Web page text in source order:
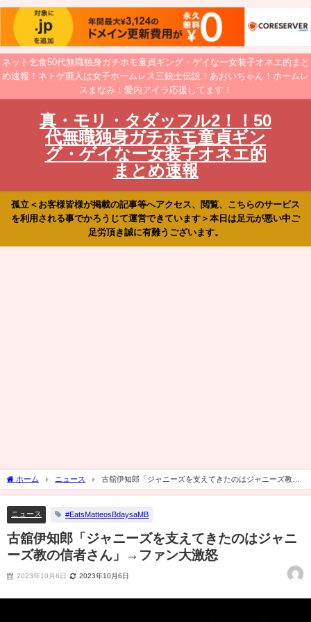
ネット乞食50代無職独身ガチホモ童貞ギング・ゲイなー女装子オネエ的まと
め速報！ネトゲ廃人は女子ホームレス三銃士伝説！あおいちゃん！ホームレ
スまなみ！愛内アイラ応援してます！
真・モリ・タダッフル2！！50
代無職独身ガチホモ童貞ギン
グ・ゲイなー女装子オネエ的
まとめ速報
孤立＜お客様皆様が掲載の記事等へアクセス、閲覧、こちらのサービス
を利用される事でかろうじて運営できています＞本日は足元が悪い中ご
足労頂き誠に有難うございます。
ホーム ニュース
古舘伊知郎「ジャニーズを支えてきたのはジャニーズ教の
信者さん」→ファン大激怒
ニュース #EatsMatteosBdaysaMB
古舘伊知郎「ジャニーズを支えてきたのはジャニ
ーズ教の信者さん」→ファン大激怒
2023年10月6日 2023年10月6日